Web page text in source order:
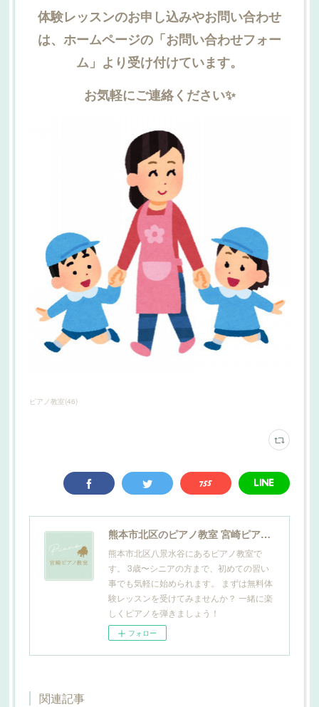
体験レッスンのお申し込みやお問い合わせ
は、ホームページの「お問い合わせフォー
ム」より受け付けています。
お気軽にご連絡ください✨
ピアノ教室(46)
熊本市北区のピアノ教室 宮崎ピアノ教室
熊本市北区八景水谷にあるピアノ教室で
す。 3歳〜シニアの方まで、初めての習い
事でも気軽に始められます。 まずは無料体
験レッスンを受けてみませんか？ 一緒に楽
しくピアノを弾きましょう！
フォロー
関連記事